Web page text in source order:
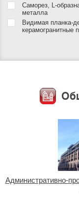
Саморез, L-
металла
Видимая планка-
керамогранитные
Административно-